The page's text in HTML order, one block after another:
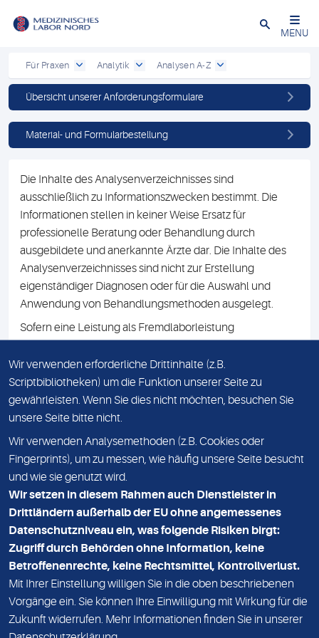
Schließen
MENU
Für Praxen Analytik Analysen A-Z
Übersicht unserer Anforderungsformulare
Material- und Formularbestellung
Die Inhalte des Analysenverzeichnisses sind
ausschließlich zu Informationszwecken bestimmt. Die
Informationen stellen in keiner Weise Ersatz für
professionelle Beratung oder Behandlung durch
ausgebildete und anerkannte Ärzte dar. Die Inhalte des
Analysenverzeichnisses sind nicht zur Erstellung
eigenständiger Diagnosen oder für die Auswahl und
Anwendung von Behandlungsmethoden ausgelegt.
Sofern eine Leistung als Fremdlaborleistung
Namen des Fremdlabors mit. Mit der Beauftragung der
Fremdlaborleistung erklären Sie sich mit dieser
Vereinbarung einverstanden.
DATENSCHUTZ
KONTAKT
NEWSLETTER
ADRESSE
MVZ Medizinisches Labor Nord MLN GmbH
Essener Straße 108
22419 Hamburg
Wir verwenden erforderliche Drittinhalte (z.B.
Scriptbibliotheken) um die Funktion unserer Seite zu
gewährleisten. Wenn Sie dies nicht möchten, besuchen Sie
unsere Seite bitte nicht.
Wir verwenden Analysemethoden (z.B. Cookies oder
Fingerprints), um zu messen, wie häufig unsere Seite besucht
und wie sie genutzt wird.
Wir setzen in diesem Rahmen auch Dienstleister in
Drittländern außerhalb der EU ohne angemessenes
Datenschutzniveau ein, was folgende Risiken birgt:
Zugriff durch Behörden ohne Information, keine
Betroffenenrechte, keine Rechtsmittel, Kontrollverlust.
Mit Ihrer Einstellung willigen Sie in die oben beschriebenen
Vorgänge ein. Sie können Ihre Einwilligung mit Wirkung für die
Zukunft widerrufen. Mehr Informationen finden Sie in unserer